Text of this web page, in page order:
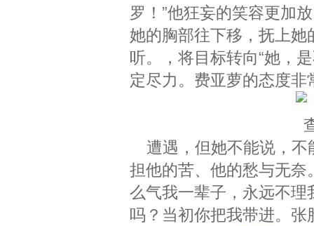
罗！”他狂妄的笑容更加
她的胸部往下移，抚上
听。，将目标转向“她，
定尽力。费亚萝的态度非
遭遇，但她不能说，不
担他的苦、他的愁与无奈
么气我一辈子，永远不理
吗？当初你把我带进。